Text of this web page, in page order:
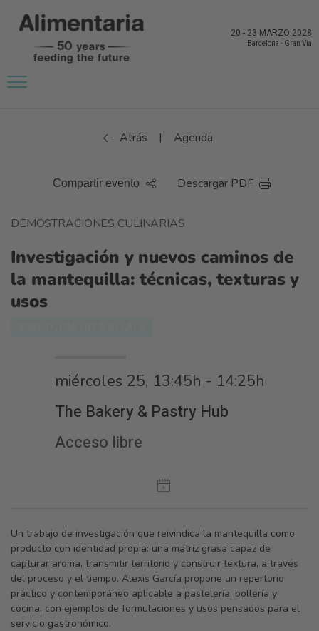
20 - 23 MARZO 2028
Barcelona - Gran Via
Atrás | Agenda
Compartir evento Descargar PDF
DEMOSTRACIONES CULINARIAS
Investigación y nuevos caminos de
la mantequilla: técnicas, texturas y
usos
miércoles 25, 13:45h - 14:25h
The Bakery & Pastry Hub
Acceso libre
Un trabajo de investigación que reivindica la mantequilla como
producto con identidad propia: una matriz grasa capaz de
capturar aroma, transmitir territorio y construir textura, a través
del proceso y el tiempo. Alexis García propone un repertorio
práctico y contemporáneo aplicable a pastelería, bollería y
cocina, con ejemplos de formulaciones y usos pensados para el
servicio gastronómico.